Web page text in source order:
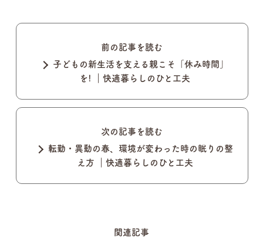
前の記事を読む
子どもの新生活を支える親こそ「休み時間」
を! ｜快適暮らしのひと工夫
次の記事を読む
転勤・異動の春、環境が変わった時の眠りの整
え方 ｜快適暮らしのひと工夫
関連記事